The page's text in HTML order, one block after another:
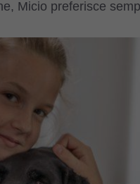
Micio preferisce